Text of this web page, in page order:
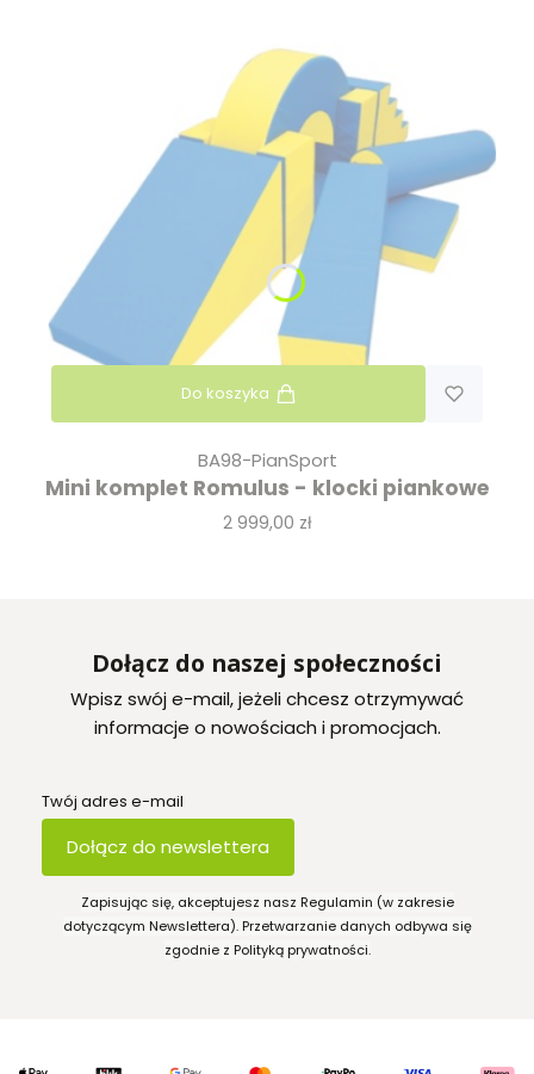
Do koszyka
BA98-PianSport
Mini komplet Romulus - klocki piankowe
Cena
2 999,00 zł
Dołącz do naszej społeczności
Wpisz swój e-mail, jeżeli chcesz otrzymywać
informacje o nowościach i promocjach.
Twój adres e-mail
Dołącz do newslettera
Zapisując się, akceptujesz nasz Regulamin (w zakresie
dotyczącym Newslettera). Przetwarzanie danych odbywa się
zgodnie z Polityką prywatności.